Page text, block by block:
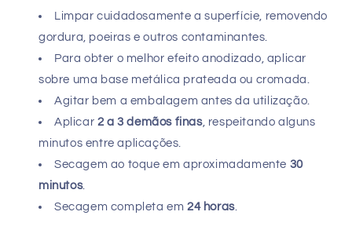
Limpar cuidadosamente a superfície, removendo
gordura, poeiras e outros contaminantes.
Para obter o melhor efeito anodizado, aplicar
sobre uma base metálica prateada ou cromada.
Agitar bem a embalagem antes da utilização.
Aplicar 2 a 3 demãos finas, respeitando alguns
minutos entre aplicações.
Secagem ao toque em aproximadamente 30
minutos.
Secagem completa em 24 horas.